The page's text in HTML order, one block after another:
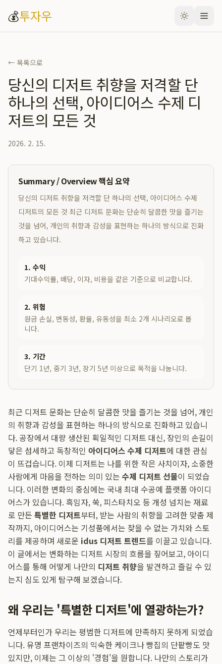
💰투자우
← 목록으로
당신의 디저트 취향을 저격할 단
하나의 선택, 아이디어스 수제 디
저트의 모든 것
2026. 2. 15.
Summary / Overview 핵심 요약
당신의 디저트 취향을 저격할 단 하나의 선택, 아이디어스 수제
디저트의 모든 것 최근 디저트 문화는 단순히 달콤한 맛을 즐기는
것을 넘어, 개인의 취향과 감성을 표현하는 하나의 방식으로 진화
하고 있습니다.
1. 수익
기대수익률, 배당, 이자, 비용을 같은 기준으로 비교합니다.
2. 위험
원금 손실, 변동성, 환율, 유동성을 최소 2개 시나리오로 봅
니다.
3. 기간
단기 1년, 중기 3년, 장기 5년 이상으로 목적을 나눕니다.
최근 디저트 문화는 단순히 달콤한 맛을 즐기는 것을 넘어, 개인
의 취향과 감성을 표현하는 하나의 방식으로 진화하고 있습니
다. 공장에서 대량 생산된 획일적인 디저트 대신, 장인의 손길이
닿은 섬세하고 독창적인 아이디어스 수제 디저트에 대한 관심
이 뜨겁습니다. 이제 디저트는 나를 위한 작은 사치이자, 소중한
사람에게 마음을 전하는 의미 있는 수제 디저트 선물이 되었습
니다. 이러한 변화의 중심에는 국내 최대 수공예 플랫폼 아이디
어스가 있습니다. 흑임자, 쑥, 피스타치오 등 개성 넘치는 재료
로 만든 특별한 디저트부터, 받는 사람의 취향을 고려한 맞춤 제
작까지, 아이디어스는 기성품에서는 찾을 수 없는 가치와 스토
리를 제공하며 새로운 idus 디저트 트렌드를 이끌고 있습니다.
이 글에서는 변화하는 디저트 시장의 흐름을 짚어보고, 아이디
어스를 통해 어떻게 나만의 디저트 취향을 발견하고 즐길 수 있
는지 심도 있게 탐구해 보겠습니다.
왜 우리는 '특별한 디저트'에 열광하는가?
언제부터인가 우리는 평범한 디저트에 만족하지 못하게 되었습
니다. 유명 프랜차이즈의 익숙한 케이크나 빵집의 단팥빵도 맛
있지만, 이제는 그 이상의 '경험'을 원합니다. 나만의 스토리가